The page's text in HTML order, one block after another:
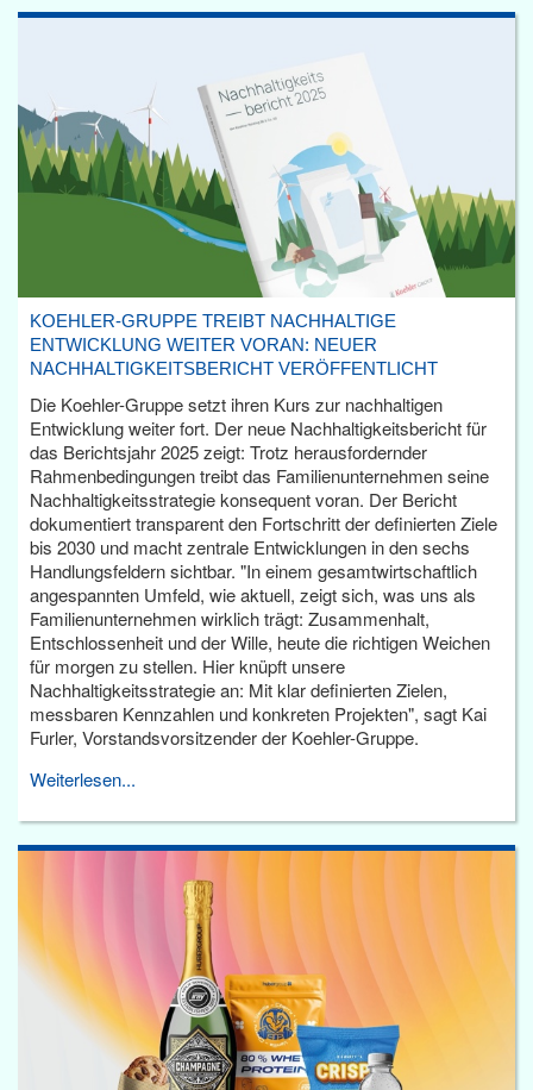
KOEHLER-GRUPPE TREIBT NACHHALTIGE
ENTWICKLUNG WEITER VORAN: NEUER
NACHHALTIGKEITSBERICHT VERÖFFENTLICHT
Die Koehler-Gruppe setzt ihren Kurs zur nachhaltigen
Entwicklung weiter fort. Der neue Nachhaltigkeitsbericht für
das Berichtsjahr 2025 zeigt: Trotz herausfordernder
Rahmenbedingungen treibt das Familienunternehmen seine
Nachhaltigkeitsstrategie konsequent voran. Der Bericht
dokumentiert transparent den Fortschritt der definierten Ziele
bis 2030 und macht zentrale Entwicklungen in den sechs
Handlungsfeldern sichtbar. "In einem gesamtwirtschaftlich
angespannten Umfeld, wie aktuell, zeigt sich, was uns als
Familienunternehmen wirklich trägt: Zusammenhalt,
Entschlossenheit und der Wille, heute die richtigen Weichen
für morgen zu stellen. Hier knüpft unsere
Nachhaltigkeitsstrategie an: Mit klar definierten Zielen,
messbaren Kennzahlen und konkreten Projekten", sagt Kai
Furler, Vorstandsvorsitzender der Koehler-Gruppe.
Weiterlesen...